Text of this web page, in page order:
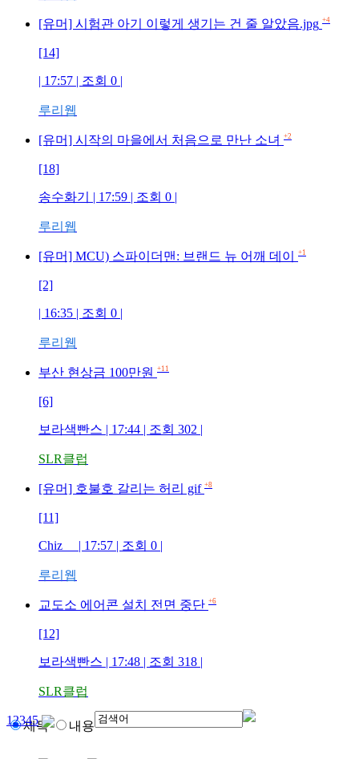
[유머] 시험관 아기 이렇게 생기는 건 줄 알았음.jpg +4
[14]
| 17:57 | 조회 0 |
루리웹
[유머] 시작의 마을에서 처음으로 만난 소녀 +2
[18]
송수화기 | 17:59 | 조회 0 |
루리웹
[유머] MCU) 스파이더맨: 브랜드 뉴 어깨 데이 +1
[2]
| 16:35 | 조회 0 |
루리웹
부산 현상금 100만원 +11
[6]
보라색빤스 | 17:44 | 조회 302 |
SLR클럽
[유머] 호불호 갈리는 허리 gif +8
[11]
Chiz | 17:57 | 조회 0 |
루리웹
교도소 에어콘 설치 전면 중단 +6
[12]
보라색빤스 | 17:48 | 조회 318 |
SLR클럽
12345
제목 내용